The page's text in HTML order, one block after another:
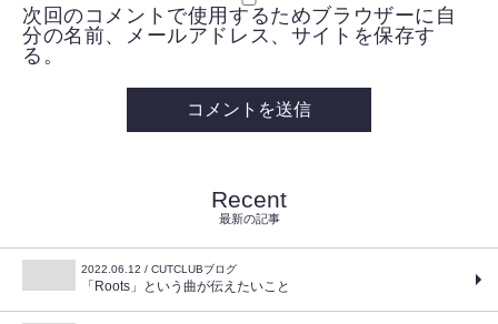
次回のコメントで使用するためブラウザーに自
分の名前、メールアドレス、サイトを保存す
る。
Recent
最新の記事
2022.06.12 / CUTCLUBブログ
「Roots」という曲が伝えたいこと